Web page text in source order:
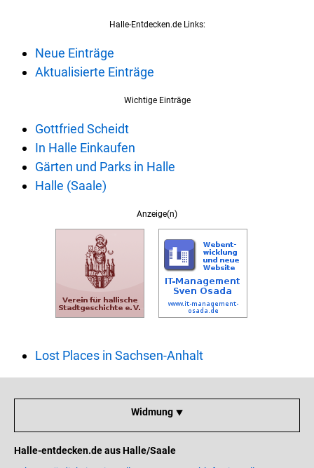
Halle-Entdecken.de Links:
Neue Einträge
Aktualisierte Einträge
Wichtige Einträge
Gottfried Scheidt
In Halle Einkaufen
Gärten und Parks in Halle
Halle (Saale)
Anzeige(n)
Lost Places in Sachsen-Anhalt
Widmung ⯆
Halle-entdecken.de aus Halle/Saale